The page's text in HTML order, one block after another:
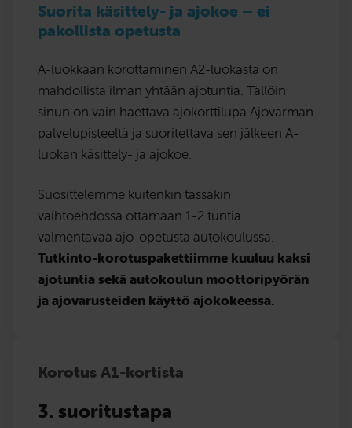
Suorita käsittely- ja ajokoe – ei
pakollista opetusta
A-luokkaan korottaminen A2-luokasta on
mahdollista ilman yhtään ajotuntia. Tällöin
sinun on vain haettava ajokorttilupa Ajovarman
palvelupisteeltä ja suoritettava sen jälkeen A-
luokan käsittely- ja ajokoe.
Suosittelemme kuitenkin tässäkin
vaihtoehdossa ottamaan 1-2 tuntia
valmentavaa ajo-opetusta autokoulussa.
Tutkinto-korotuspakettiimme kuuluu kaksi
ajotuntia sekä autokoulun moottoripyörän
ja ajovarusteiden käyttö ajokokeessa.
Korotus A1-kortista
3. suoritustapa